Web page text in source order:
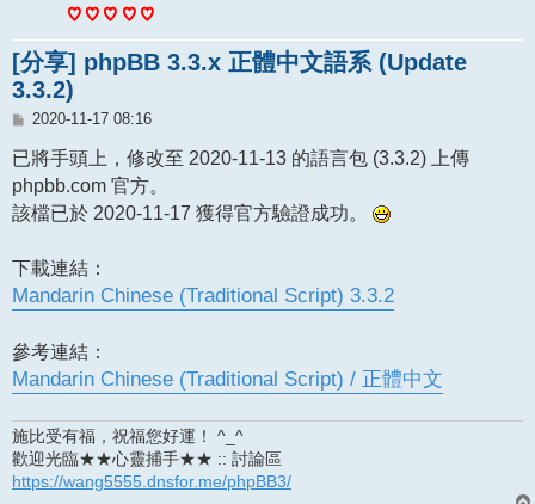
[分享] phpBB 3.3.x 正體中文語系 (Update
3.3.2)
文
2020-11-17 08:16
已將手頭上，修改至 2020-11-13 的語言包 (3.3.2) 上傳
phpbb.com 官方。
該檔已於 2020-11-17 獲得官方驗證成功。
下載連結：
Mandarin Chinese (Traditional Script) 3.3.2
參考連結：
Mandarin Chinese (Traditional Script) / 正體中文
施比受有福，祝福您好運！ ^_^
歡迎光臨★★心靈捕手★★ :: 討論區
https://wang5555.dnsfor.me/phpBB3/